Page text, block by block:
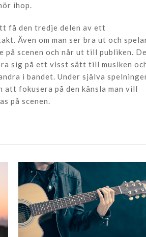
ihop.
få den tredje delen av ett
Även om man ser bra ut och
scenen och når ut till publiken.
sig på ett visst sätt till musiken
i bandet. Under själva
att fokusera på den känsla man vill
på scenen.